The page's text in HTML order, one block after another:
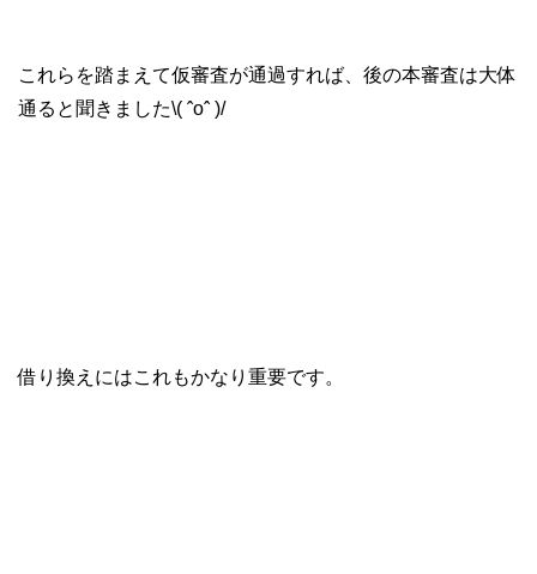
これらを踏まえて仮審査が通過すれば、後の本審査は大体
通ると聞きました\( ˆoˆ )/
借り換えにはこれもかなり重要です。